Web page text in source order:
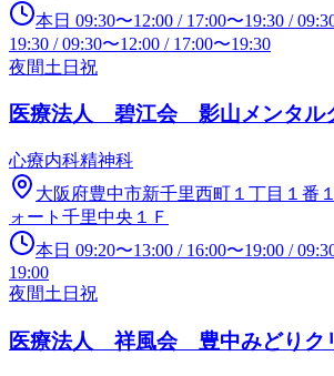
本日 09:30〜12:00 / 17:00〜19:30 /
19:30 /09:30〜12:00 / 17:00〜19:30
夜間土日祝
医療法人 碧江会 影山メンタル
心療内科精神科
大阪府豊中市新千里西町１丁目１番
ォート千里中央１Ｆ
本日 09:20〜13:00 / 16:00〜19:00 /
19:00
夜間土日祝
医療法人 祥風会 豊中みどりク